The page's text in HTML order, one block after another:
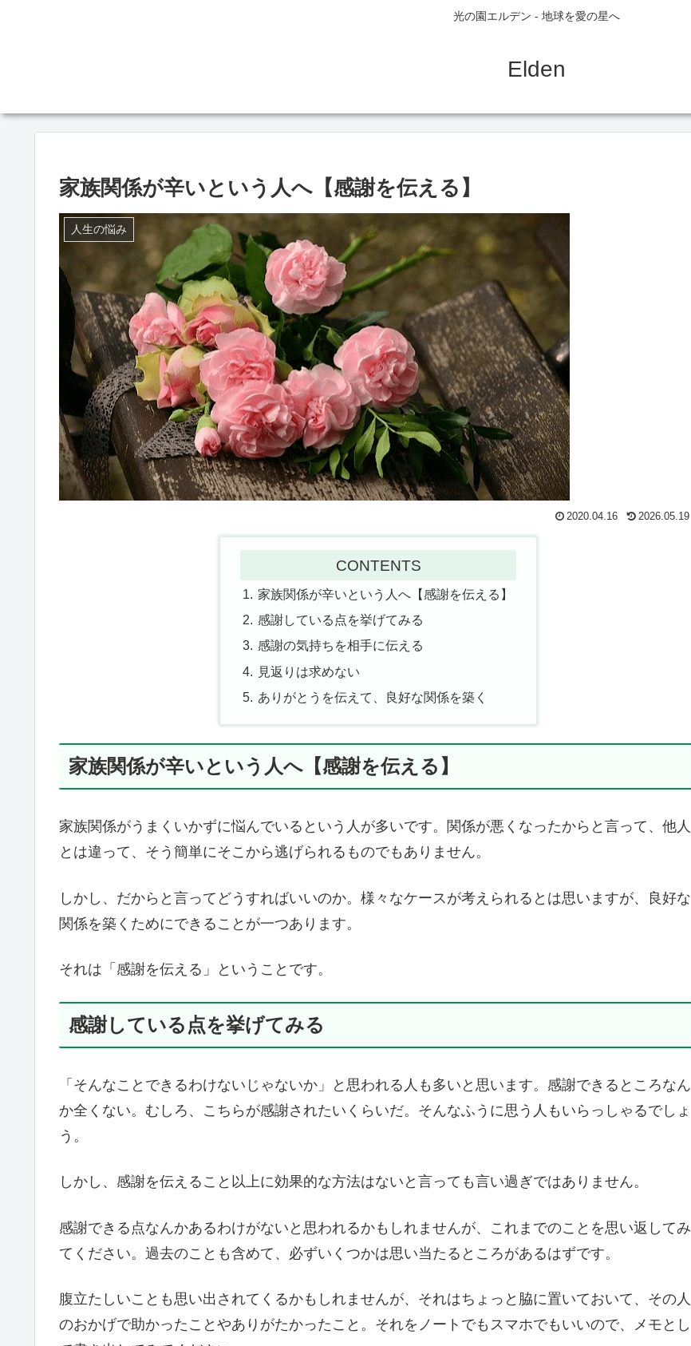
光の園エルデン - 地球を愛の星へ
Elden
家族関係が辛いという人へ【感謝を伝える】
人生の悩み
2020.04.16 2026.05.19
CONTENTS
家族関係が辛いという人へ【感謝を伝える】
感謝している点を挙げてみる
感謝の気持ちを相手に伝える
見返りは求めない
ありがとうを伝えて、良好な関係を築く
家族関係が辛いという人へ【感謝を伝える】
家族関係がうまくいかずに悩んでいるという人が多いです。関係が悪くなったからと言って、他人
とは違って、そう簡単にそこから逃げられるものでもありません。
しかし、だからと言ってどうすればいいのか。様々なケースが考えられるとは思いますが、良好な
関係を築くためにできることが一つあります。
それは「感謝を伝える」ということです。
感謝している点を挙げてみる
「そんなことできるわけないじゃないか」と思われる人も多いと思います。感謝できるところなん
か全くない。むしろ、こちらが感謝されたいくらいだ。そんなふうに思う人もいらっしゃるでしょ
う。
しかし、感謝を伝えること以上に効果的な方法はないと言っても言い過ぎではありません。
感謝できる点なんかあるわけがないと思われるかもしれませんが、これまでのことを思い返してみ
てください。過去のことも含めて、必ずいくつかは思い当たるところがあるはずです。
腹立たしいことも思い出されてくるかもしれませんが、それはちょっと脇に置いておいて、その人
のおかげで助かったことやありがたかったこと。それをノートでもスマホでもいいので、メモとし